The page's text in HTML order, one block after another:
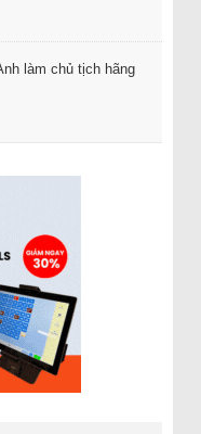
làm chủ tịch hãng